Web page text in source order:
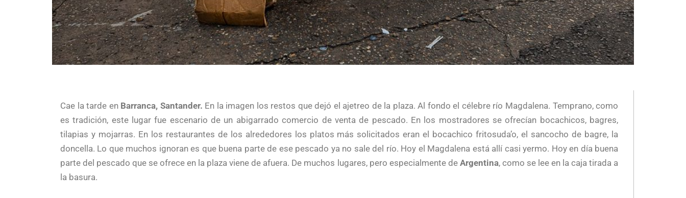
Cae la tarde en Barranca, Santander. En la imagen los restos que dejó el ajetreo de la plaza. Al fondo el célebre río Magdalena. Temprano, como
es tradición, este lugar fue escenario de un abigarrado comercio de venta de pescado. En los mostradores se ofrecían bocachicos, bagres,
tilapias y mojarras. En los restaurantes de los alrededores los platos más solicitados eran el bocachico fritosuda’o, el sancocho de bagre, la
doncella. Lo que muchos ignoran es que buena parte de ese pescado ya no sale del río. Hoy el Magdalena está allí casi yermo. Hoy en día buena
parte del pescado que se ofrece en la plaza viene de afuera. De muchos lugares, pero especialmente de Argentina, como se lee en la caja tirada a
la basura.